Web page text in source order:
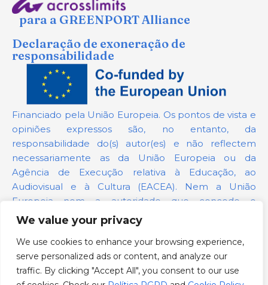
We value your privacy
We use cookies to enhance your browsing experience,
serve personalized ads or content, and analyze our
traffic. By clicking "Accept All", you consent to our use
para a GREENPORT Alliance
Declaração de exoneração de
responsabilidade
Financiado pela União Europeia. Os pontos de vista e
opiniões expressos são, no entanto, da
responsabilidade do(s) autor(es) e não reflectem
necessariamente as da União Europeia ou da
Agência de Execução relativa à Educação, ao
Audiovisual e à Cultura (EACEA). Nem a União
Europeia nem a autoridade que concede o
financiamento podem ser responsabilizadas por elas.
Número do projeto:101139879
Política RGPD
Cookie Policy